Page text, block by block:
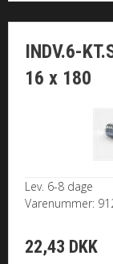
INDV.6-
16 x 180
Lev. 6-8 dage
Varenummer:
22,43 DKK